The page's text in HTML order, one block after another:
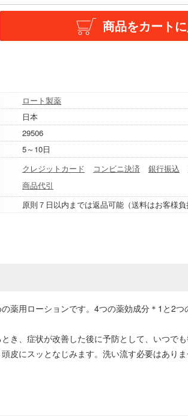
商品をカート
ロート製薬
日本
29506
5～10日
クレジットカード コンビニ決済 銀行振込
商品代引
原則７日以内までは返品可能（送料はお客様負
薬用ローションです。4つの薬効成分＊1と2
、症状が改善した後に予防として、いつでも
にスッとなじみます。洗い流す必要はありま